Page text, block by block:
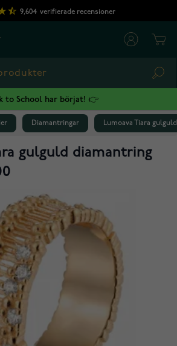
9,604 verifierade recensioner
to School har börjat! 👉
Diamantringar Lumoava Tiara
gulguld diamantring